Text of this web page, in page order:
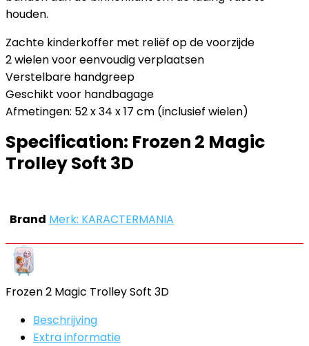
houden.
Zachte kinderkoffer met reliëf op de voorzijde
2 wielen voor eenvoudig verplaatsen
Verstelbare handgreep
Geschikt voor handbagage
Afmetingen: 52 x 34 x 17 cm (inclusief wielen)
Specification: Frozen 2 Magic
Trolley Soft 3D
Brand Merk: KARACTERMANIA
Frozen 2 Magic Trolley Soft 3D
Beschrijving
Extra informatie